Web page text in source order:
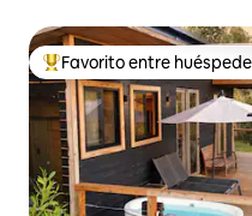
De los mejores en Favorito
Favorito entre